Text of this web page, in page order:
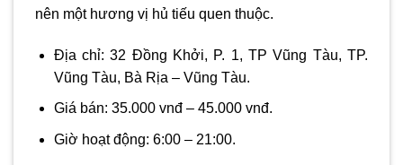
nên một hương vị hủ tiếu quen thuộc.
Địa chỉ: 32 Đồng Khởi, P. 1, TP Vũng Tàu, TP.
Vũng Tàu, Bà Rịa – Vũng Tàu.
Giá bán: 35.000 vnđ – 45.000 vnđ.
Giờ hoạt động: 6:00 – 21:00.